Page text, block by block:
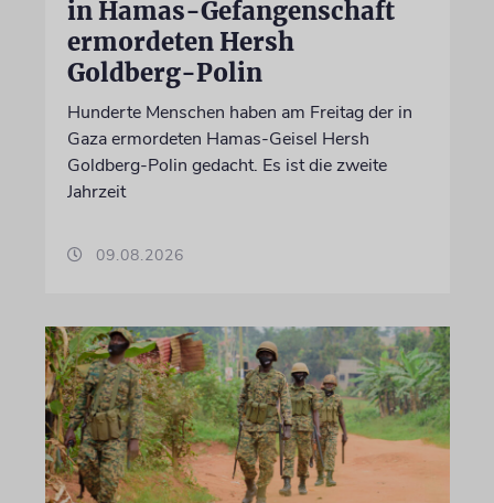
in Hamas-Gefangenschaft
ermordeten Hersh
Goldberg-Polin
Hunderte Menschen haben am Freitag der in
Gaza ermordeten Hamas-Geisel Hersh
Goldberg-Polin gedacht. Es ist die zweite
Jahrzeit
09.08.2026